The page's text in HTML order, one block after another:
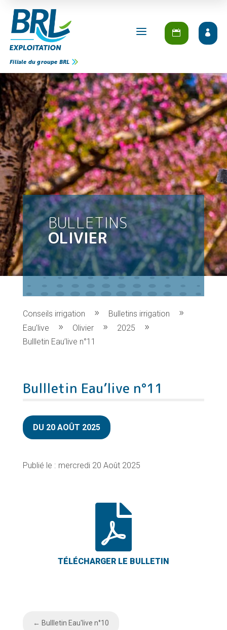
a
Filiale du groupe BRL
BULLETINS
OLIVIER
Conseils irrigation
Bulletins irrigation
Eau’live
Olivier
2025
Bullletin Eau’live n°11
Bullletin Eau’live n°11
DU 20 AOÛT 2025
mercredi 20 Août 2025

← Bullletin Eau'live n°10